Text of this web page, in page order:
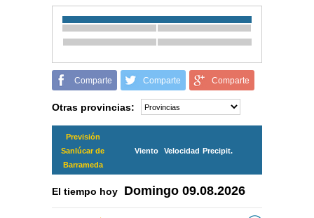
Comparte Comparte Comparte
Otras provincias:
Previsión
Sanlúcar de
Barrameda
Viento Velocidad Precipit.
El tiempo hoy Domingo 09.08.2026